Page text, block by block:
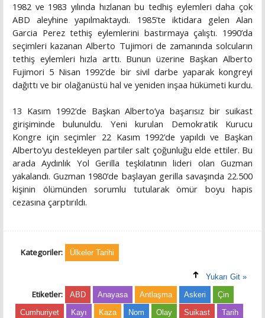
1982 ve 1983 yılında hızlanan bu tedhiş eylemleri daha çok
ABD aleyhine yapılmaktaydı. 1985’te iktidara gelen Alan
Garcia Perez tethiş eylemlerini bastırmaya çalıştı. 1990’da
seçimleri kazanan Alberto Tujimori de zamanında solcuların
tethiş eylemleri hızla arttı. Bunun üzerine Başkan Alberto
Fujimori 5 Nisan 1992’de bir sivil darbe yaparak kongreyi
dağıttı ve bir olağanüstü hal ve yeniden inşaa hükümeti kurdu.
13 Kasım 1992’de Başkan Alberto’ya başarısız bir suikast
girişiminde bulunuldu. Yeni kurulan Demokratik Kurucu
Kongre için seçimler 22 Kasım 1992’de yapıldı ve Başkan
Alberto’yu destekleyen partiler salt çoğunluğu elde ettiler. Bu
arada Aydınlık Yol Gerilla teşkilatının lideri olan Guzman
yakalandı. Guzman 1980’de başlayan gerilla savaşında 22.500
kişinin ölümünden sorumlu tutularak ömür boyu hapis
cezasına çarptırıldı.
Kategoriler: Ülkeler Tarihi
Yukarı Git »
Etiketler: ABD Anayasa Antlaşma Askeri
Çin
Cumhuriyet
Kayı Kaza Nom Olay Suikast Tarih